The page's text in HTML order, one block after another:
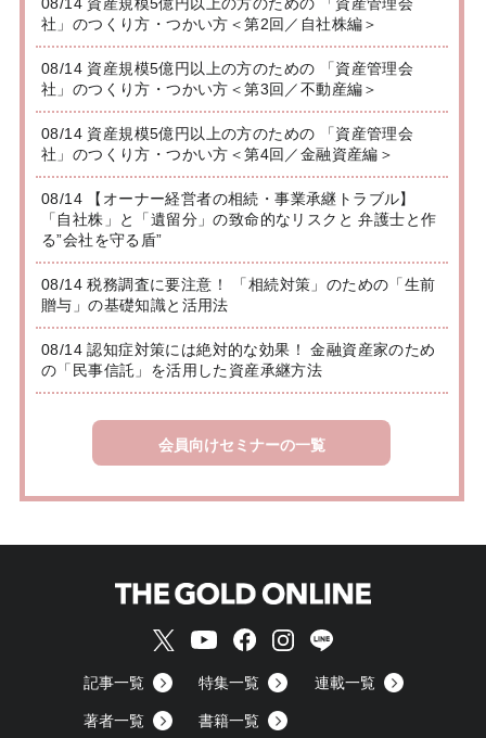
社」のつくり方・つかい方＜第2回／自社株編＞
08/14 資産規模5億円以上の方のための 「資産管理会
社」のつくり方・つかい方＜第3回／不動産編＞
08/14 資産規模5億円以上の方のための 「資産管理会
社」のつくり方・つかい方＜第4回／金融資産編＞
08/14 【オーナー経営者の相続・事業承継トラブル】
「自社株」と「遺留分」の致命的なリスクと 弁護士と作
る”会社を守る盾”
08/14 税務調査に要注意！ 「相続対策」のための「生前
贈与」の基礎知識と活用法
08/14 認知症対策には絶対的な効果！ 金融資産家のため
の「民事信託」を活用した資産承継方法
会員向けセミナーの一覧
記事一覧 特集一覧 連載一覧
著者一覧 書籍一覧